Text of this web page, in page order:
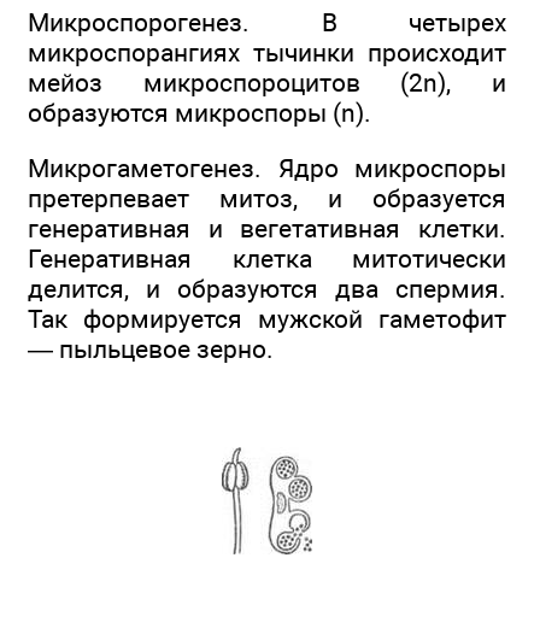
Микроспорогенез. В четырех
микроспорангиях тычинки происходит
мейоз микроспороцитов (2n), и
образуются микроспоры (n).
Микрогаметогенез. Ядро микроспоры
претерпевает митоз, и образуется
генеративная и вегетативная клетки.
Генеративная клетка митотически
делится, и образуются два спермия.
Так формируется мужской гаметофит
— пыльцевое зерно.